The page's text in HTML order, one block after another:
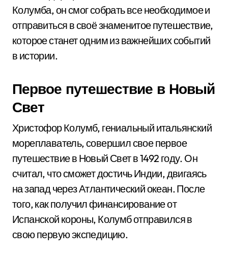
Колумба, он смог собрать все необходимое и
отправиться в своё знаменитое путешествие,
которое станет одним из важнейших событий
в истории.
Первое путешествие в Новый
Свет
Христофор Колумб, гениальный итальянский
мореплаватель, совершил свое первое
путешествие в Новый Свет в 1492 году. Он
считал, что сможет достичь Индии, двигаясь
на запад через Атлантический океан. После
того, как получил финансирование от
Испанской короны, Колумб отправился в
свою первую экспедицию.